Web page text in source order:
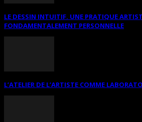
LE DESSIN INTUITIF. UNE PRATIQUE
FONDAMENTALEMENT PERSONNELLE
L’ATELIER DE L’ARTISTE COMME